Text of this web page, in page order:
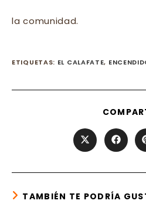
la comunidad.
ETIQUETAS: EL CALAFATE,
Opens
in
window
Opens
in
TAMBIÉN TE PODRÍA